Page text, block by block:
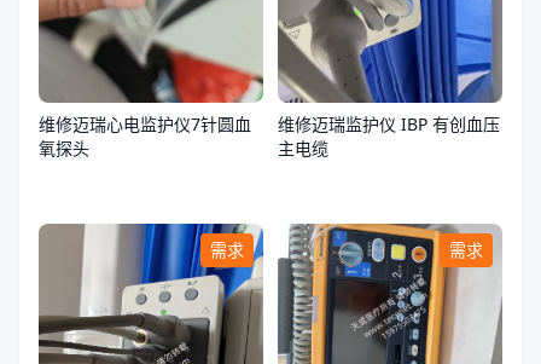
维修迈瑞心电监护仪7针圆血
氧探头
维修迈瑞监护仪 IBP 有创血压
主电缆
需求 需求